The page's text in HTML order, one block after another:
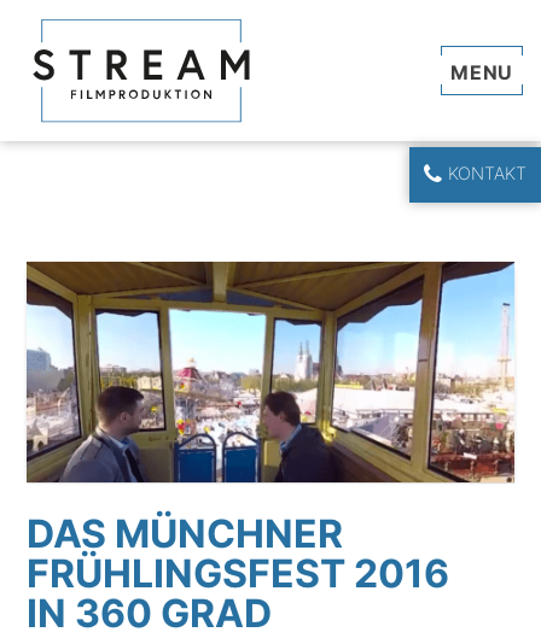
KONTAKT
DAS MÜNCHNER
FRÜHLINGSFEST 2016
IN 360 GRAD